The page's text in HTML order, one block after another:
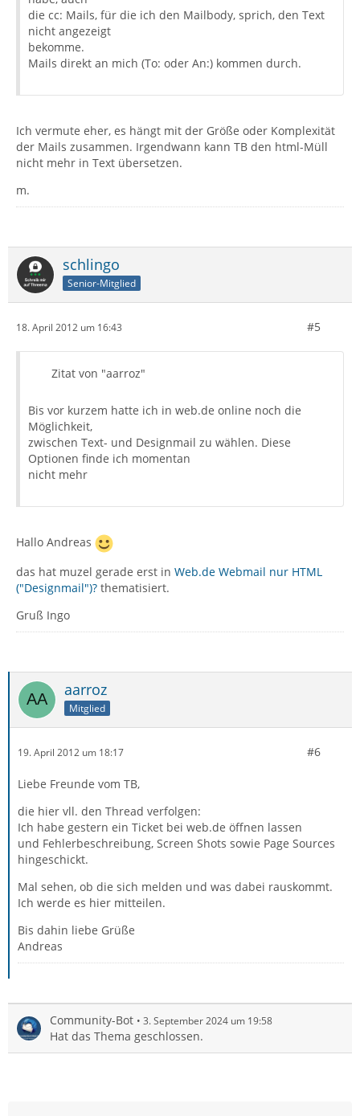
die cc: Mails, für die ich den Mailbody, sprich, den Text
nicht angezeigt
bekomme.
Mails direkt an mich (To: oder An:) kommen durch.
Ich vermute eher, es hängt mit der Größe oder Komplexität
der Mails zusammen. Irgendwann kann TB den html-Müll
nicht mehr in Text übersetzen.
m.
schlingo
Senior-Mitglied
18. April 2012 um 16:43 #5
Zitat von "aarroz"
Bis vor kurzem hatte ich in web.de online noch die
Möglichkeit,
zwischen Text- und Designmail zu wählen. Diese
Optionen finde ich momentan
nicht mehr
Hallo Andreas
das hat muzel gerade erst in Web.de Webmail nur HTML
("Designmail")? thematisiert.
Gruß Ingo
aarroz
Mitglied
19. April 2012 um 18:17 #6
Liebe Freunde vom TB,
die hier vll. den Thread verfolgen:
Ich habe gestern ein Ticket bei web.de öffnen lassen
und Fehlerbeschreibung, Screen Shots sowie Page Sources
hingeschickt.
Mal sehen, ob die sich melden und was dabei rauskommt.
Ich werde es hier mitteilen.
Bis dahin liebe Grüße
Andreas
Community-Bot 3. September 2024 um 19:58
Hat das Thema geschlossen.